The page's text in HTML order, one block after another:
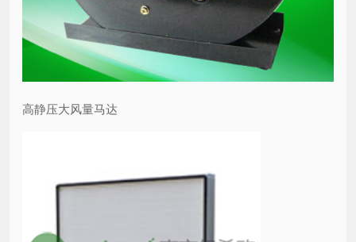
高静压大风量马达